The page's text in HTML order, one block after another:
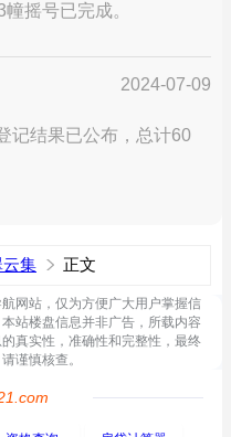
摇号已完成。
2024-07-09
记结果已公布，总计60
集 正文
网站，仅为方便广大用户掌握信
站楼盘信息并非广告，所载内容
真实性，准确性和完整性，最终
谨慎核查。